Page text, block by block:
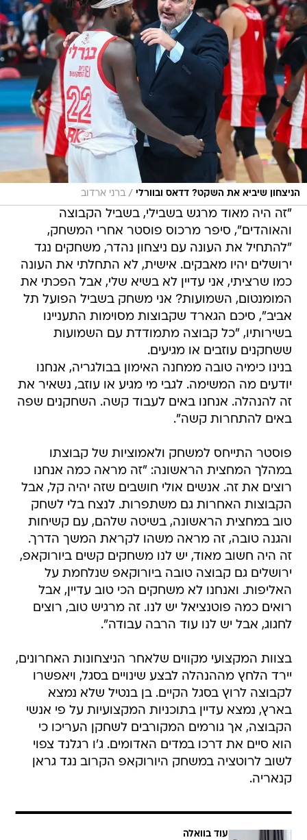
הניצחון שיביא את השקט? דדאס ובוורלי / ברני ארדוב
"זה היה מאוד מרגש בשבילי, בשביל הקבוצה
והאוהדים", סיפר מרכוס פוסטר אחרי המשחק,
"להתחיל את העונה עם ניצחון נהדר, משחקים נגד
ירושלים יהיו מאבקים. אישית, לא התחלתי את העונה
כמו שרציתי, אני עדיין לא בשיא שלי, אבל הפכתי את
המומנטום, השמועות? אני משחק בשביל הפועל תל
אביב", סיכם הגארד שקבוצות מסוימות התעניינו
בשירותיו, "כל קבוצה מתמודדת עם השמועות
ששחקנים עוזבים או מגיעים.
בנינו כימיה טובה ממחנה האימון בבולגריה, אנחנו
יודעים מה המשימה. לגבי מי מגיע או עוזב, נשאיר את
זה להנהלה. אנחנו באים לעבוד קשה. השחקנים שפה
באים להתחרות קשה".
פוסטר התייחס למשחק ולאמוציות של קבוצתו
במהלך המחצית הראשונה: "זה מראה כמה אנחנו
רוצים את זה. אנשים אולי חושבים שזה יהיה קל, אבל
הקבוצות האחרות גם משתפרות. לנצח בלי לשחק
טוב במחצית הראשונה, בשיטה שלהם, עם קשיחות
והגנה טובה, זה מראה משהו לקראת המשך הדרך.
זה היה חשוב מאוד, יש לנו משחקים קשים ביורוקאפ,
ירושלים גם קבוצה טובה ביורוקאפ שנלחמת על
האליפות. ואנחנו לא משחקים הכי טוב עדיין, אבל
רואים כמה פוטנציאל יש לנו. זה מרגיש טוב, רוצים
לחגוג, אבל יש לנו עוד הרבה עבודה".
בצוות המקצועי מקווים שלאחר הניצחונות האחרונים,
יירד הלחץ מההנהלה לבצע שינויים בסגל, ויאפשרו
לקבוצה לרוץ בסגל הקיים. בן בנטיל שלא נמצא
בארץ, נמצא עדיין בתוכניות המקצועיות על פי אנשי
הקבוצה, אך גורמים המקורבים לשחקן העריכו כי
הוא סיים את דרכו במדים האדומים. ג'ו רגלנד צפוי
לשוב לרוטציה במשחק היורוקאפ הקרוב נגד גראן
קנאריה.
עוד בוואלה